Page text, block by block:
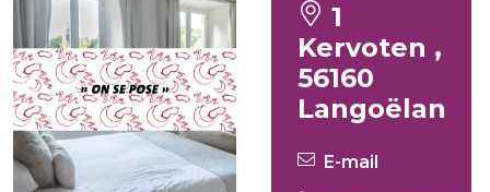
1
Kervoten ,
56160
Langoëlan
E-mail